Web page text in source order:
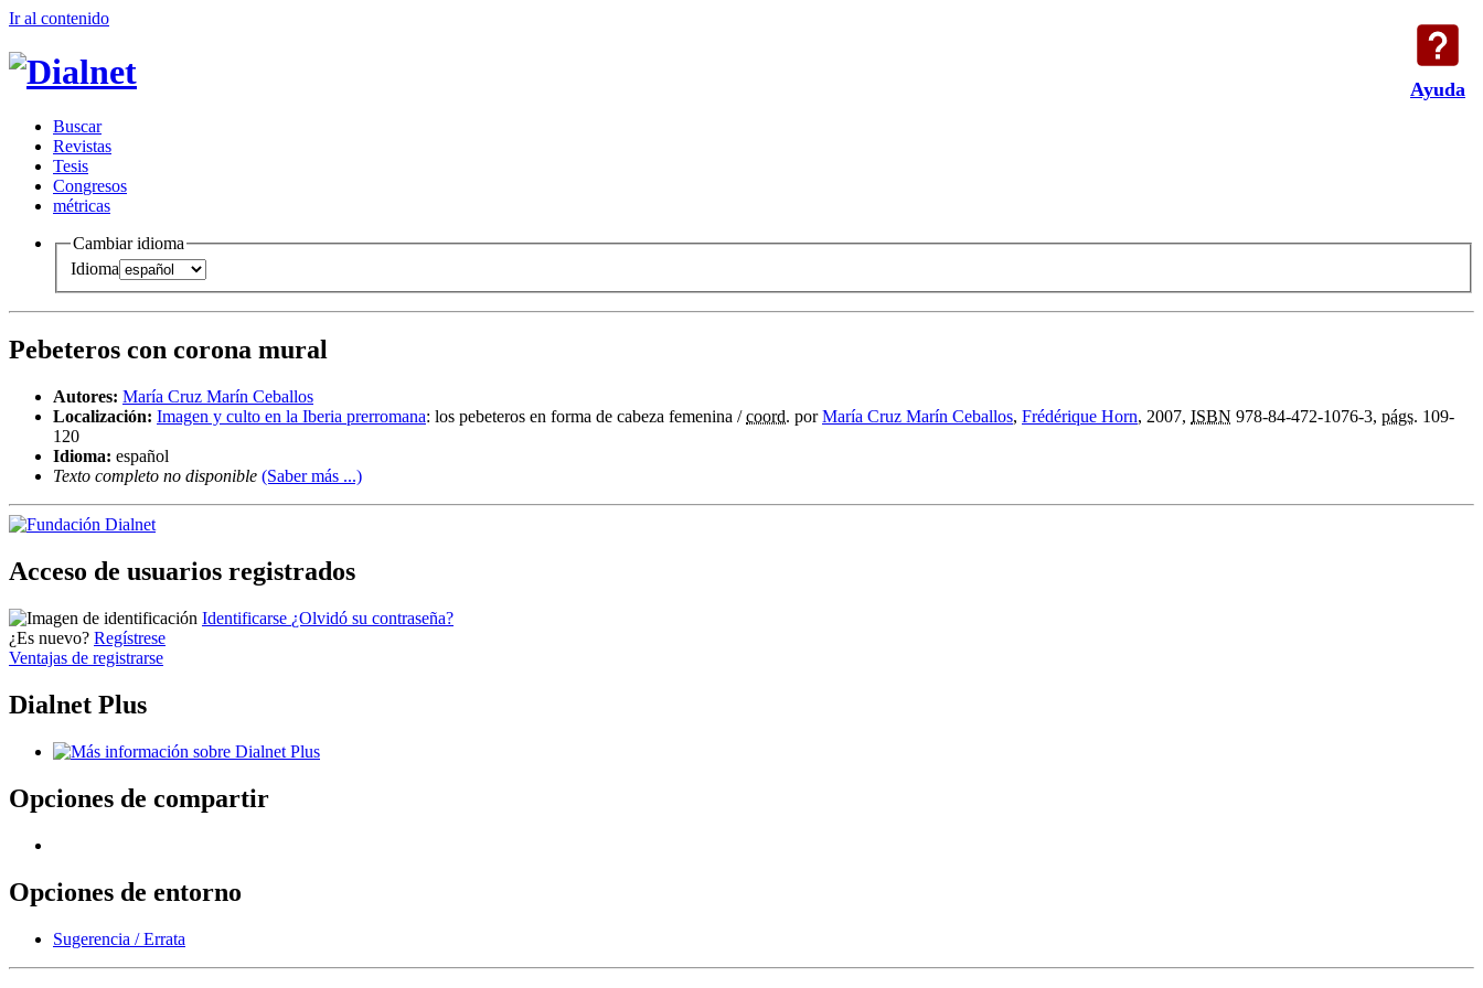
Ayuda
Ir al contenido
Buscar
Revistas
Tesis
Congresos
métricas
Cambiar idioma
Idioma
Pebeteros con corona mural
Autores: María Cruz Marín Ceballos
Localización: Imagen y culto en la Iberia prerromana: los pebeteros en forma de cabeza femenina /coord. porMaría Cruz Marín Ceballos, Frédérique Horn, 2007, ISBN 978-84-472-1076-3, págs. 109-
120
Idioma: español
Texto completo no disponible (Saber más ...)
Acceso de usuarios registrados
Identificarse ¿Olvidó su contraseña?
¿Es nuevo? Regístrese
Ventajas de registrarse
Dialnet Plus
Opciones de compartir
Opciones de entorno
Sugerencia / Errata